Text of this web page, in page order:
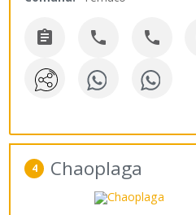
  
4 Chaoplaga